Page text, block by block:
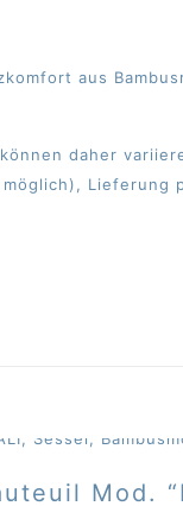
aus
daher
Lieferung
Mod.